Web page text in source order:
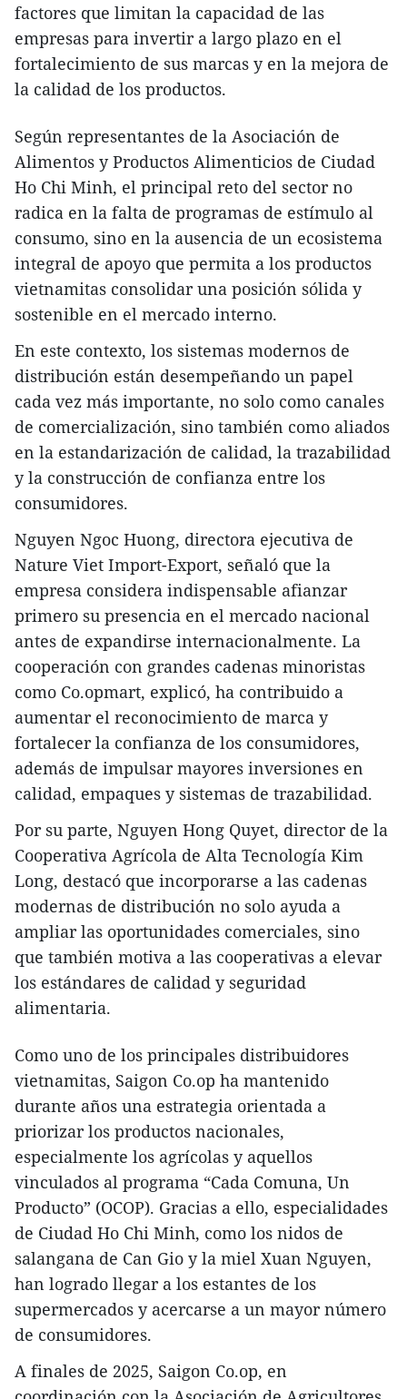
factores que limitan la capacidad de las
empresas para invertir a largo plazo en el
fortalecimiento de sus marcas y en la mejora de
la calidad de los productos.
Según representantes de la Asociación de
Alimentos y Productos Alimenticios de Ciudad
Ho Chi Minh, el principal reto del sector no
radica en la falta de programas de estímulo al
consumo, sino en la ausencia de un ecosistema
integral de apoyo que permita a los productos
vietnamitas consolidar una posición sólida y
sostenible en el mercado interno.
En este contexto, los sistemas modernos de
distribución están desempeñando un papel
cada vez más importante, no solo como canales
de comercialización, sino también como aliados
en la estandarización de calidad, la trazabilidad
y la construcción de confianza entre los
consumidores.
Nguyen Ngoc Huong, directora ejecutiva de
Nature Viet Import-Export, señaló que la
empresa considera indispensable afianzar
primero su presencia en el mercado nacional
antes de expandirse internacionalmente. La
cooperación con grandes cadenas minoristas
como Co.opmart, explicó, ha contribuido a
aumentar el reconocimiento de marca y
fortalecer la confianza de los consumidores,
además de impulsar mayores inversiones en
calidad, empaques y sistemas de trazabilidad.
Por su parte, Nguyen Hong Quyet, director de la
Cooperativa Agrícola de Alta Tecnología Kim
Long, destacó que incorporarse a las cadenas
modernas de distribución no solo ayuda a
ampliar las oportunidades comerciales, sino
que también motiva a las cooperativas a elevar
los estándares de calidad y seguridad
alimentaria.
Como uno de los principales distribuidores
vietnamitas, Saigon Co.op ha mantenido
durante años una estrategia orientada a
priorizar los productos nacionales,
especialmente los agrícolas y aquellos
vinculados al programa “Cada Comuna, Un
Producto” (OCOP). Gracias a ello, especialidades
de Ciudad Ho Chi Minh, como los nidos de
salangana de Can Gio y la miel Xuan Nguyen,
han logrado llegar a los estantes de los
supermercados y acercarse a un mayor número
de consumidores.
A finales de 2025, Saigon Co.op, en